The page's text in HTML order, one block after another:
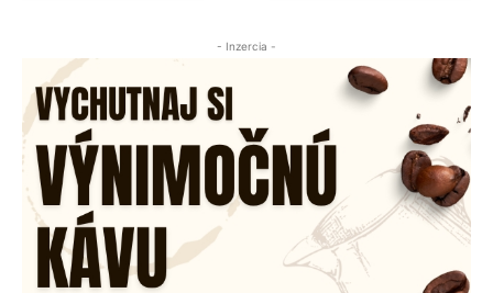
- Inzercia -